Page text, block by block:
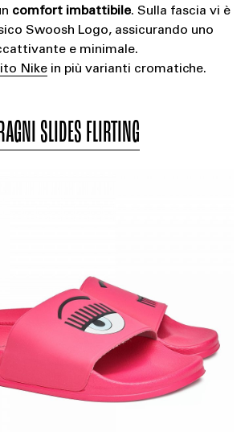
comfort imbattibile. Sulla fascia vi è
Swoosh Logo, assicurando uno
e minimale.
Nikein più varianti cromatiche.
SLIDES FLIRTING